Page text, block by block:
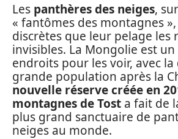
Les panthères des neiges,
« fantômes des montagnes
discrètes que leur pelage les
invisibles. La Mongolie est
endroits pour les voir, avec
grande population après la
nouvelle réserve créée en
montagnes de Tost a fait de
plus grand sanctuaire de
neiges au monde.